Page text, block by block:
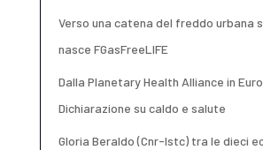
Verso una catena del freddo urbana
nasce FGasFreeLIFE
Dalla Planetary Health Alliance in
Dichiarazione su caldo e salute
Gloria Beraldo (Cnr-Istc) tra le dieci